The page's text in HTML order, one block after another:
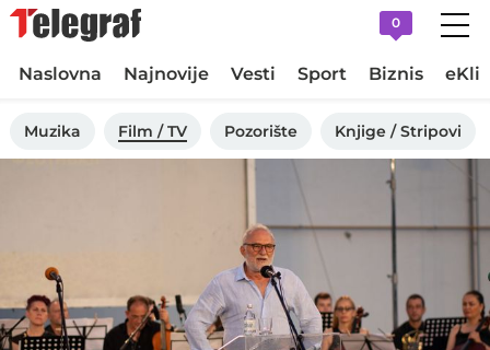
0
Naslovna Najnovije Vesti Sport Biznis
Muzika Film / TV Pozorište Knjige / Stripovi